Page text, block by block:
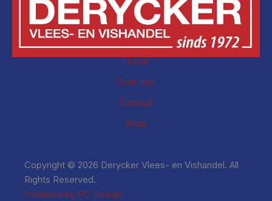
Home
Over ons
Contact
Shop
Copyright © 2026 Derycker Vlees- en Vishandel. All
Rights Reserved.
Powered by PC Design